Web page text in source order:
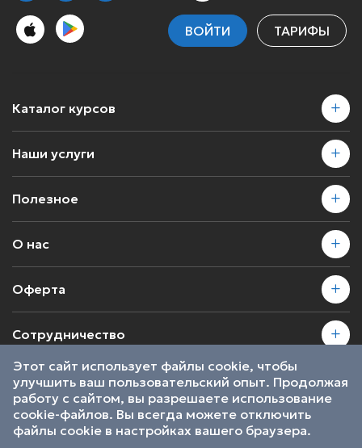
ВОЙТИ ТАРИФЫ
Каталог курсов
Наши услуги
Полезное
О нас
Оферта
Сотрудничество
2026 © SkillsProof | Все права защищены
Пользовательское соглашение
Являемся участниками
Этот сайт использует файлы cookie, чтобы
улучшить ваш пользовательский опыт. Продолжая
работу с сайтом, вы разрешаете использование
cookie-файлов. Вы всегда можете отключить
файлы cookie в настройках вашего браузера.